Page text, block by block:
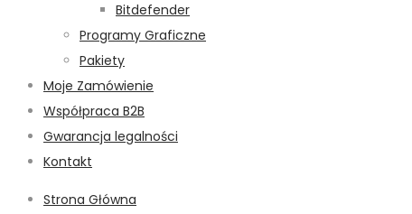
Bitdefender
Programy Graficzne
Pakiety
Moje Zamówienie
Współpraca B2B
Gwarancja legalności
Kontakt
Strona Główna